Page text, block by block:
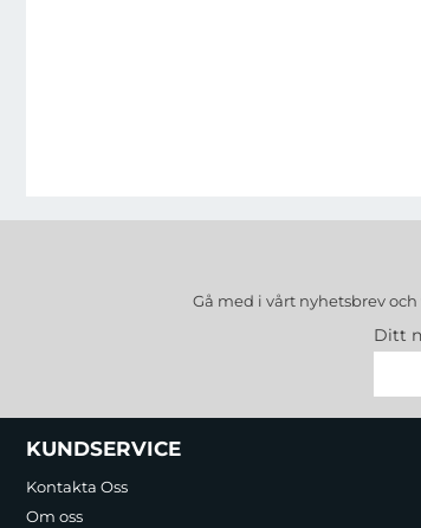
Gå med i vårt nyhetsbrev
Ditt
Sidfot Blandad info och
KUNDSERVICE
Kontakta Oss
Om oss